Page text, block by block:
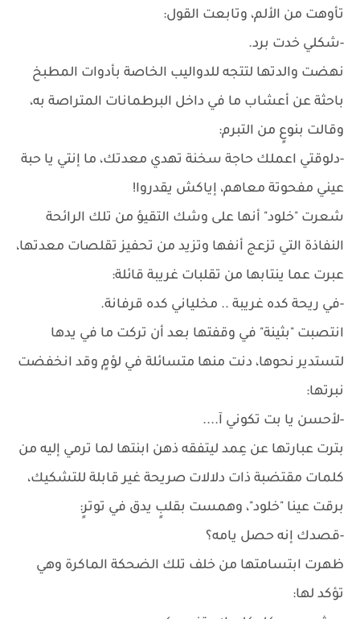
تأوهت من الألم، وتابعت القول:
-شكلي خدت برد.
نهضت والدتها لتتجه للدواليب الخاصة بأدوات المطبخ
باحثة عن أعشاب ما في داخل البرطمانات المتراصة به،
وقالت بنوعٍ من التبرم:
-دلوقتي اعملك حاجة سخنة تهدي معدتك، ما إنتي يا حبة
عيني مفحوتة معاهم، إياكش يقدروا!
شعرت "خلود" أنها على وشك التقيؤ من تلك الرائحة
النفاذة التي تزعج أنفها وتزيد من تحفيز تقلصات معدتها،
عبرت عما ينتابها من تقلبات غريبة قائلة:
-في ريحة كده غريبة .. مخلياني كده قرفانة.
انتصبت "بثينة" في وقفتها بعد أن تركت ما في يدها
لتستدير نحوها، دنت منها متسائلة في لؤمٍ وقد انخفضت
نبرتها:
-لأحسن يا بت تكوني آ....
بترت عبارتها عن عِمد ليتفقه ذهن ابنتها لما ترمي إليه من
كلمات مقتضبة ذات دلالات صريحة غير قابلة للتشكيك،
برقت عينا "خلود"، وهمست بقلبٍ يدق في توترٍ:
-قصدك إنه حصل يامه؟
ظهرت ابتسامتها من خلف تلك الضحكة الماكرة وهي
تؤكد لها: